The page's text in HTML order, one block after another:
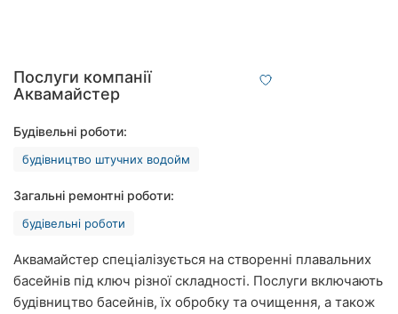
міста:
Хмельницький
Рівне
Одеса
Послуги компанії
Аквамайстер
Будівельні роботи:
будівництво штучних водойм
Загальні ремонтні роботи:
будівельні роботи
Аквамайстер спеціалізується на створенні плавальних
басейнів під ключ різної складності. Послуги включають
будівництво басейнів, їх обробку та очищення, а також